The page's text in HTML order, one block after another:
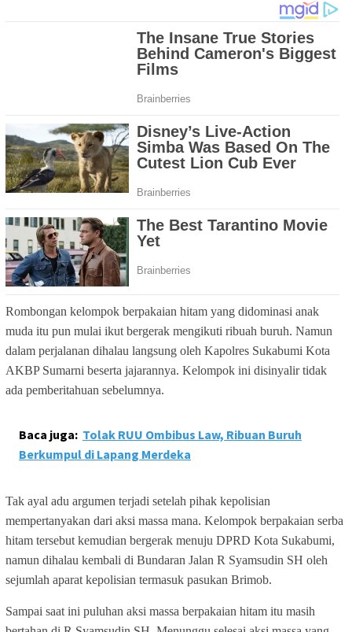
Rombongan kelompok berpakaian hitam yang didominasi anak
muda itu pun mulai ikut bergerak mengikuti ribuah buruh. Namun
dalam perjalanan dihalau langsung oleh Kapolres Sukabumi Kota
AKBP Sumarni beserta jajarannya. Kelompok ini disinyalir tidak
ada pemberitahuan sebelumnya.
Baca juga: Tolak RUU Ombibus Law, Ribuan Buruh
Berkumpul di Lapang Merdeka
Tak ayal adu argumen terjadi setelah pihak kepolisian
mempertanyakan dari aksi massa mana. Kelompok berpakaian serba
hitam tersebut kemudian bergerak menuju DPRD Kota Sukabumi,
namun dihalau kembali di Bundaran Jalan R Syamsudin SH oleh
sejumlah aparat kepolisian termasuk pasukan Brimob.
Sampai saat ini puluhan aksi massa berpakaian hitam itu masih